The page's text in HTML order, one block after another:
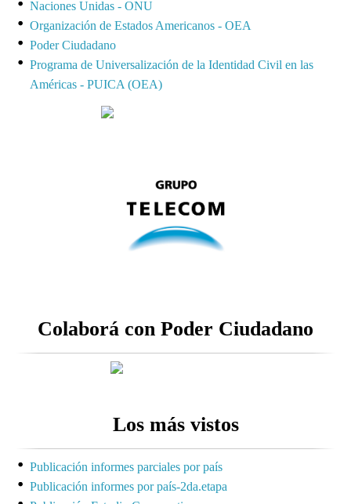
Naciones Unidas - ONU
Organización de Estados Americanos - OEA
Poder Ciudadano
Programa de Universalización de la Identidad Civil en las
Américas - PUICA (OEA)
Colaborá con Poder Ciudadano
Los más vistos
Publicación informes parciales por país
Publicación informes por país-2da.etapa